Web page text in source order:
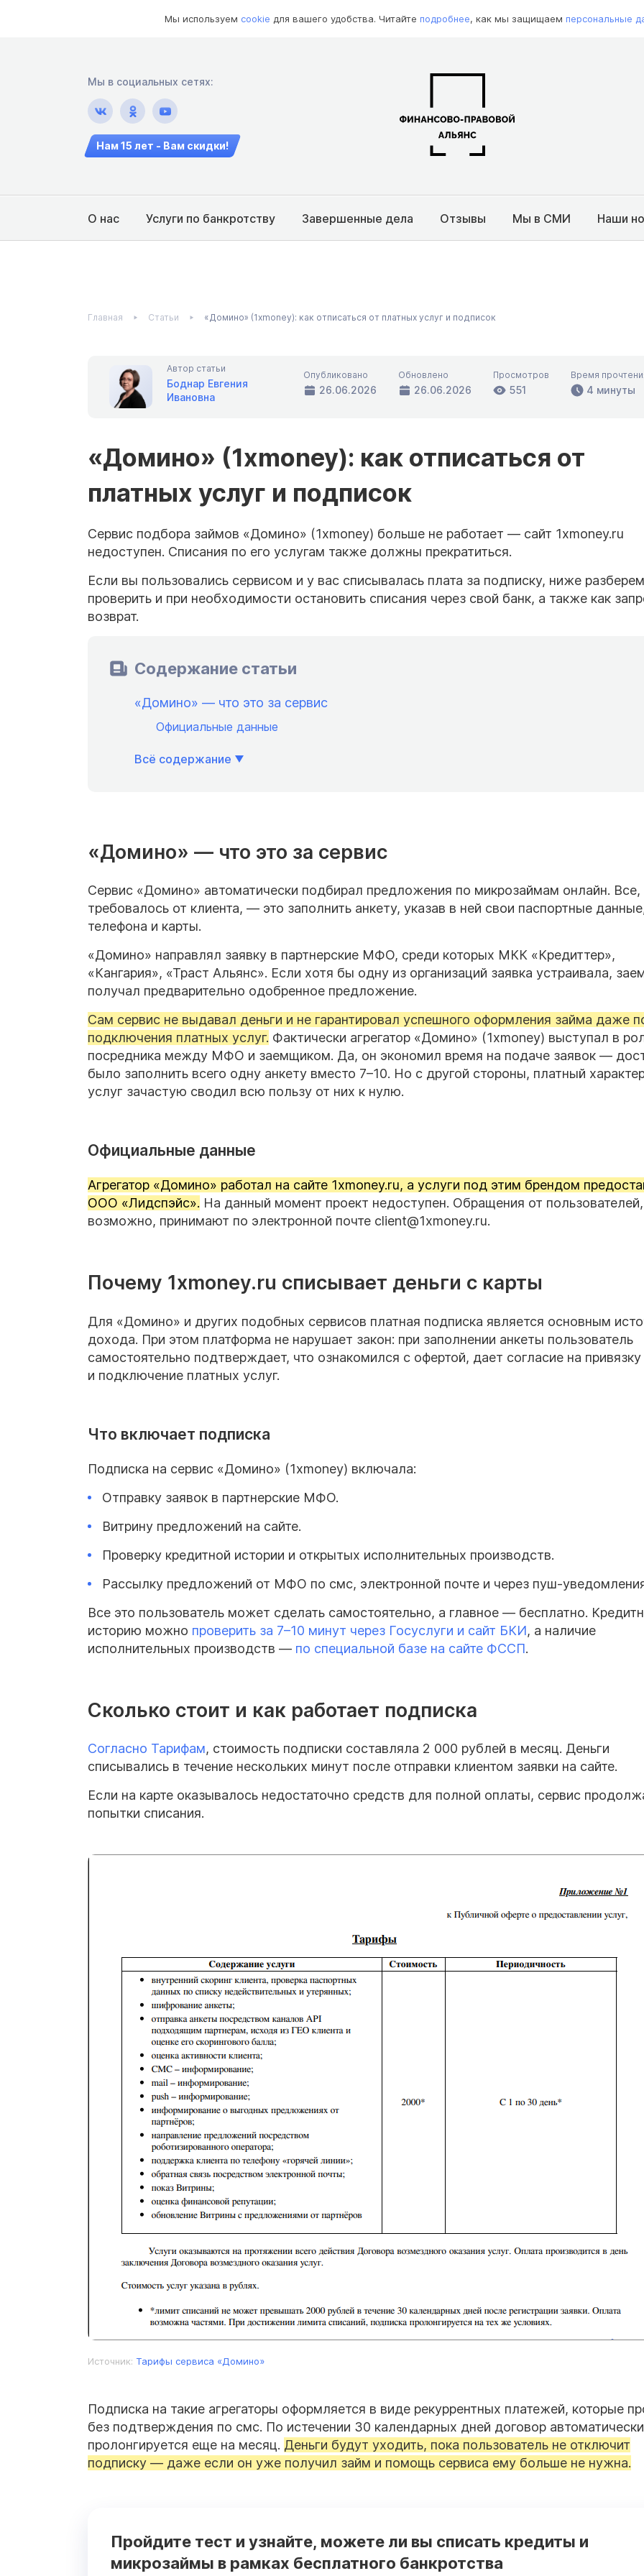
Мы используем cookie для вашего удобства. Читайте подробнее, как мы защищаем персональные
Мы в социальных сетях:
Нам 15 лет - Вам скидки!
О нас Услуги по банкротству Завершенные дела Отзывы Мы в СМИ Наши
Главная Статьи «Домино» (1xmoney): как отписаться от платных услуг и подписок
Автор статьи
Боднар Евгения
Ивановна
Опубликовано
26.06.2026
Обновлено
26.06.2026
Просмотров
551
Время
4 минуты
«Домино» (1xmoney): как отписаться от
платных услуг и подписок
Сервис подбора займов «Домино» (1xmoney) больше не работает — сайт 1xmoney.ru
недоступен. Списания по его услугам также должны прекратиться.
Если вы пользовались сервисом и у вас списывалась плата за подписку, ниже
проверить и при необходимости остановить списания через свой банк, а также как
возврат.
Содержание статьи
«Домино» — что это за сервис
Официальные данные
Всё содержание
«Домино» — что это за сервис
Сервис «Домино» автоматически подбирал предложения по микрозаймам онлайн. Все,
требовалось от клиента, — это заполнить анкету, указав в ней свои паспортные
телефона и карты.
«Домино» направлял заявку в партнерские МФО, среди которых МКК «Кредиттер»,
«Кангария», «Траст Альянс». Если хотя бы одну из организаций заявка устраивала,
получал предварительно одобренное предложение.
Сам сервис не выдавал деньги и не гарантировал успешного оформления займа даже
подключения платных услуг. Фактически агрегатор «Домино» (1xmoney) выступал в
посредника между МФО и заемщиком. Да, он экономил время на подаче заявок —
было заполнить всего одну анкету вместо 7–10. Но с другой стороны, платный
услуг зачастую сводил всю пользу от них к нулю.
Официальные данные
Агрегатор «Домино» работал на сайте 1xmoney.ru, а услуги под этим брендом
ООО «Лидспэйс». На данный момент проект недоступен. Обращения от пользователей,
возможно, принимают по электронной почте client@1xmoney.ru.
Почему 1xmoney.ru списывает деньги с карты
Для «Домино» и других подобных сервисов платная подписка является основным
дохода. При этом платформа не нарушает закон: при заполнении анкеты пользователь
самостоятельно подтверждает, что ознакомился с офертой, дает согласие на привязку
и подключение платных услуг.
Что включает подписка
Подписка на сервис «Домино» (1xmoney) включала:
Отправку заявок в партнерские МФО.
Витрину предложений на сайте.
Проверку кредитной истории и открытых исполнительных производств.
Рассылку предложений от МФО по смс, электронной почте и через пуш-
Все это пользователь может сделать самостоятельно, а главное — бесплатно.
историю можно проверить за 7–10 минут через Госуслуги и сайт БКИ, а наличие
исполнительных производств — по специальной базе на сайте ФССП.
Сколько стоит и как работает подписка
Согласно Тарифам, стоимость подписки составляла 2 000 рублей в месяц. Деньги
списывались в течение нескольких минут после отправки клиентом заявки на сайте.
Если на карте оказывалось недостаточно средств для полной оплаты, сервис
попытки списания.
Источник: Тарифы сервиса «Домино»
Подписка на такие агрегаторы оформляется в виде рекуррентных платежей, которые
без подтверждения по смс. По истечении 30 календарных дней договор автоматически
пролонгируется еще на месяц. Деньги будут уходить, пока пользователь не отключит
подписку — даже если он уже получил займ и помощь сервиса ему больше не нужна.
Пройдите тест и узнайте, можете ли вы списать кредиты и
микрозаймы в рамках бесплатного банкротства